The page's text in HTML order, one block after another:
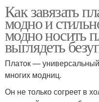
Как завязать
модно и
модно носить
выглядеть
Платок —
многих модниц.
Он не только согреет в